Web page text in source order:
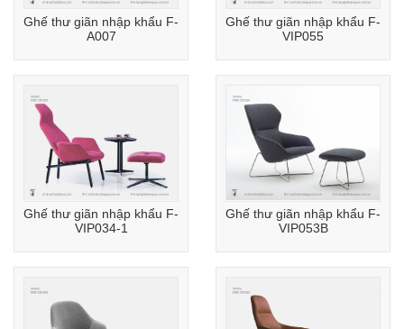
Ghế thư giãn nhập khẩu F-
A007
Ghế thư giãn nhập khẩu F-
VIP055
Ghế thư giãn nhập khẩu F-
VIP034-1
Ghế thư giãn nhập khẩu F-
VIP053B